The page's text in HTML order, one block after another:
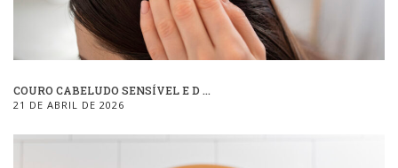
COURO CABELUDO SENSÍVEL E D ...
21 DE ABRIL DE 2026